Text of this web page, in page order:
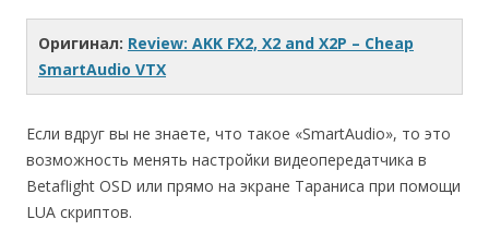
Оригинал: Review: AKK FX2, X2 and X2P – Cheap
SmartAudio VTX
Если вдруг вы не знаете, что такое «SmartAudio», то это
возможность менять настройки видеопередатчика в
Betaflight OSD или прямо на экране Тараниса при помощи
LUA скриптов.